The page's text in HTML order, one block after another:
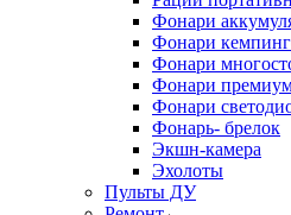
Фонари
Фонари
Фонари
Фонари премиум
Фонари
Фонарь- брелок
Экшн-камера
Эхолоты
Пульты ДУ